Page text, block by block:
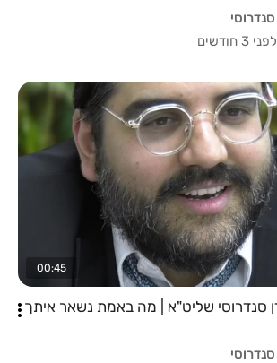
לפני 3 חודשים
00:45
סנדרוסי שליט"א | מה באמת נשאר איתך